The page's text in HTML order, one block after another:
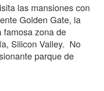
las mansiones con
Golden Gate, la
famosa zona de
Silicon Valley. No
parque de